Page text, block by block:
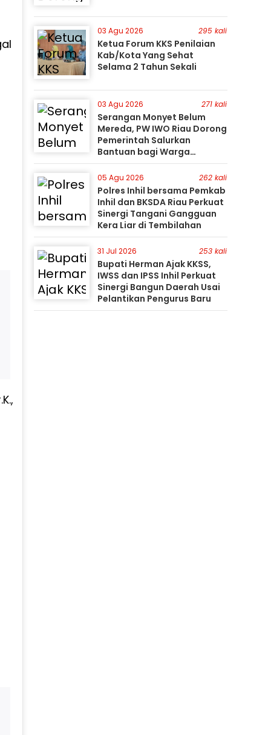
03 Agu 2026 295 kali
Ketua Forum KKS Penilaian
Kab/Kota Yang Sehat
Selama 2 Tahun Sekali
03 Agu 2026 271 kali
Serangan Monyet Belum
Mereda, PW IWO Riau Dorong
Pemerintah Salurkan
Bantuan bagi Warga
Terdampak
05 Agu 2026 262 kali
Polres Inhil bersama Pemkab
Inhil dan BKSDA Riau Perkuat
Sinergi Tangani Gangguan
Kera Liar di Tembilahan
31 Jul 2026 253 kali
Bupati Herman Ajak KKSS,
IWSS dan IPSS Inhil Perkuat
Sinergi Bangun Daerah Usai
Pelantikan Pengurus Baru